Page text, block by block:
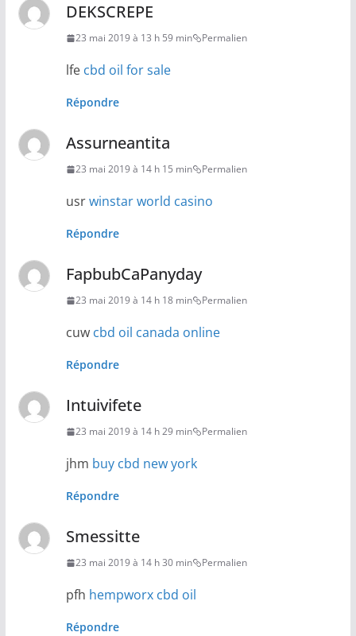
DEKSCREPE
23 mai 2019 à 13 h 59 min Permalien
lfe cbd oil for sale
Répondre
Assurneantita
23 mai 2019 à 14 h 15 min Permalien
usrwinstar world casino
Répondre
FapbubCaPanyday
23 mai 2019 à 14 h 18 min Permalien
cuw cbd oil canada online
Répondre
Intuivifete
23 mai 2019 à 14 h 29 min Permalien
jhm buy cbd new york
Répondre
Smessitte
23 mai 2019 à 14 h 30 min Permalien
pfh hempworx cbd oil
Répondre